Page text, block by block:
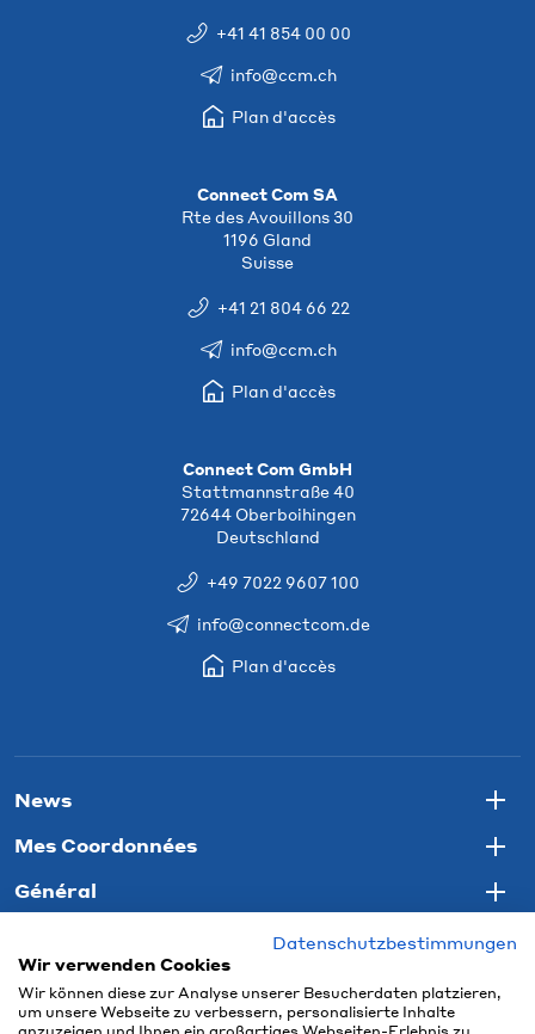
+41 41 854 00 00
info@ccm.ch
Plan d'accès
Connect Com SA
Rte des Avouillons 30
1196 Gland
Suisse
+41 21 804 66 22
info@ccm.ch
Plan d'accès
Connect Com GmbH
Stattmannstraße 40
72644 Oberboihingen
Deutschland
+49 7022 9607 100
info@connectcom.de
Plan d'accès
News
Mes Coordonnées
Général
Datenschutzbestimmungen
Wir verwenden Cookies
Wir können diese zur Analyse unserer Besucherdaten platzieren,
um unsere Webseite zu verbessern, personalisierte Inhalte